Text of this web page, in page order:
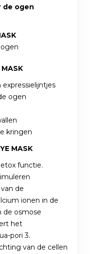
de ogen
MASK
ogen
kringen
MASK
functie.
de
ionen in de
de osmose
het
pori 3.
van de cellen